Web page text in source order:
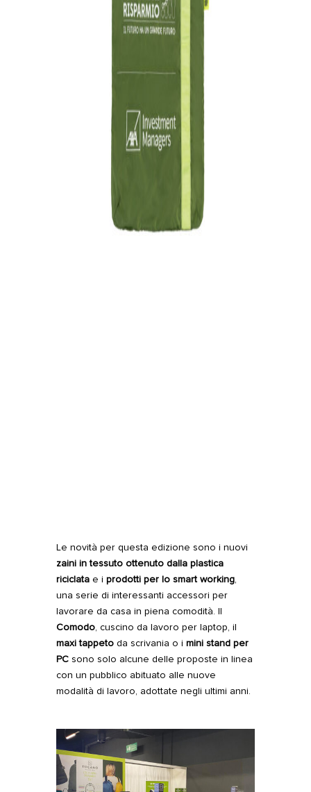
Le novità per questa edizione sono i nuovi
zaini in tessuto ottenuto dalla plastica
riciclatae i prodotti per lo smart working,
una serie di interessanti accessori per
lavorare da casa in piena comodità. Il
Comodo, cuscino da lavoro per laptop, il
maxi tappetoda scrivania o i mini stand per
PC sono solo alcune delle proposte in linea
con un pubblico abituato alle nuove
modalità di lavoro, adottate negli ultimi anni.